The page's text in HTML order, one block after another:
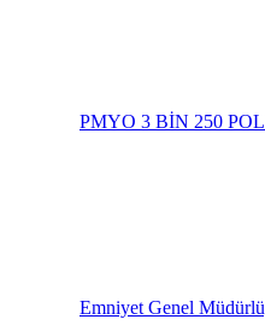
PMYO 3 BİN 250
Emniyet Genel